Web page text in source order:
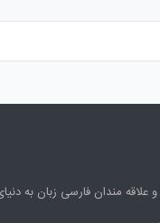
علاقه مندان فارسی زبان به